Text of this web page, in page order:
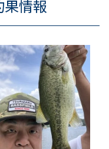
果情報